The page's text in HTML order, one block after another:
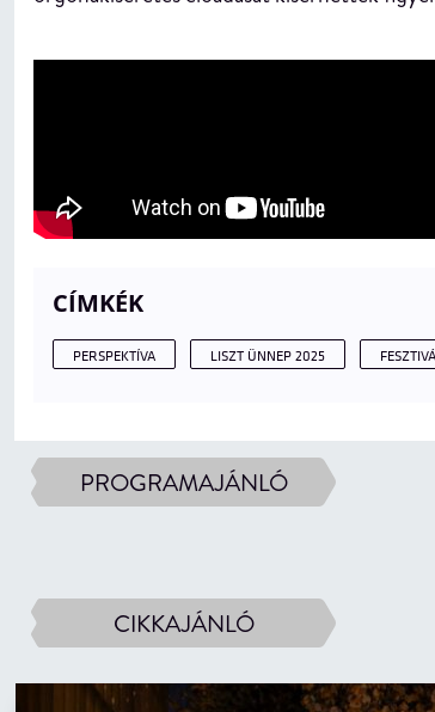
CÍMKÉK
PERSPEKTÍVA LISZT ÜNNEP 2025
PROGRAMAJÁNLÓ
CIKKAJÁNLÓ